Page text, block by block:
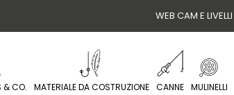
WEB CAM E LIVELLI
& CO. MATERIALE DA COSTRUZIONE CANNE MULINELLI